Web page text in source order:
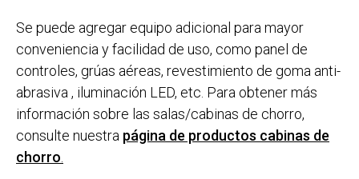
Se puede agregar equipo adicional para mayor
conveniencia y facilidad de uso, como panel de
controles, grúas aéreas, revestimiento de goma anti-
abrasiva , iluminación LED, etc. Para obtener más
información sobre las salas/cabinas de chorro,
consulte nuestra página de productos cabinas de
chorro.